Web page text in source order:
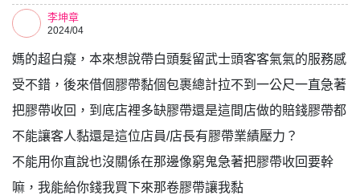
李坤章
2024/04
媽的超白癡，本來想說帶白頭髮留武士頭客客氣氣的服務感
受不錯，後來借個膠帶黏個包裹總計拉不到一公尺一直急著
把膠帶收回，到底店裡多缺膠帶還是這間店做的賠錢膠帶都
不能讓客人黏還是這位店員/店長有膠帶業績壓力？
不能用你直說也沒關係在那邊像窮鬼急著把膠帶收回要幹
嘛，我能給你錢我買下來那卷膠帶讓我黏